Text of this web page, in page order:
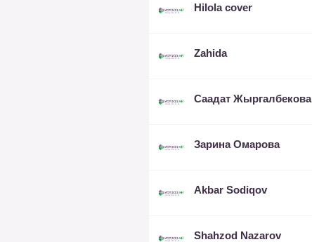
Hilola cover
Zahida
Саадат Жыргалбекова
Зарина Омарова
Akbar Sodiqov
Shahzod Nazarov